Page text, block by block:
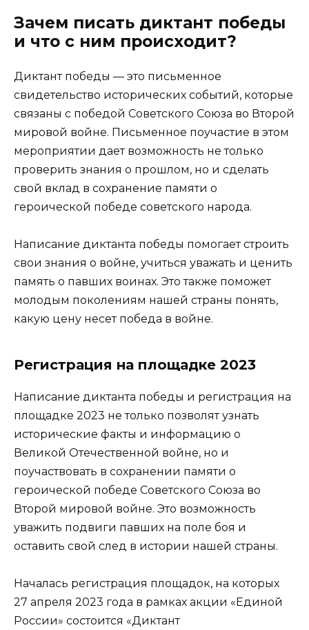
Зачем писать диктант победы
и что с ним происходит?
Диктант победы — это письменное
свидетельство исторических событий, которые
связаны с победой Советского Союза во Второй
мировой войне. Письменное поучастие в этом
мероприятии дает возможность не только
проверить знания о прошлом, но и сделать
свой вклад в сохранение памяти о
героической победе советского народа.
Написание диктанта победы помогает строить
свои знания о войне, учиться уважать и ценить
память о павших воинах. Это также поможет
молодым поколениям нашей страны понять,
какую цену несет победа в войне.
Регистрация на площадке 2023
Написание диктанта победы и регистрация на
площадке 2023 не только позволят узнать
исторические факты и информацию о
Великой Отечественной войне, но и
поучаствовать в сохранении памяти о
героической победе Советского Союза во
Второй мировой войне. Это возможность
уважить подвиги павших на поле боя и
оставить свой след в истории нашей страны.
Началась регистрация площадок, на которых
27 апреля 2023 года в рамках акции «Единой
России» состоится «Диктант